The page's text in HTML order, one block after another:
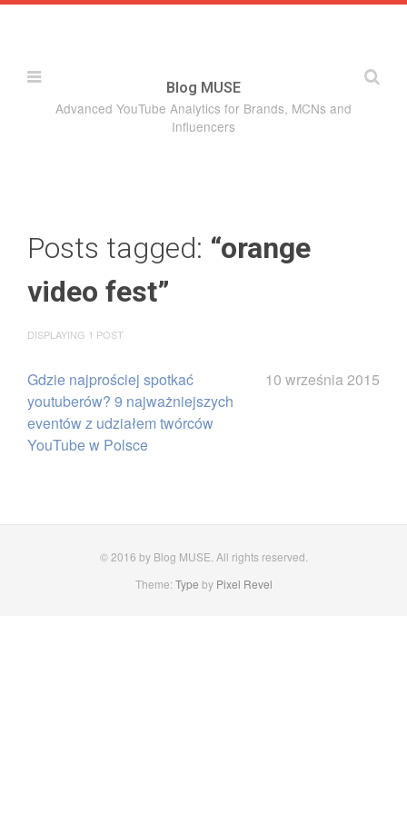
About MUSE
Posts
Blog MUSE
Advanced YouTube Analytics for Brands, MCNs and
Influencers
Posts tagged: “orange
video fest”
DISPLAYING 1 POST
Gdzie najprościej spotkać
youtuberów? 9 najważniejszych
eventów z udziałem twórców
YouTube w Polsce
10 września 2015
© 2016 by Blog MUSE. All rights reserved.
Theme: Type by Pixel Revel